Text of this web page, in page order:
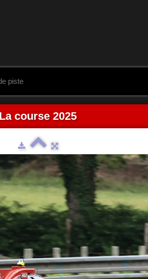
piste
La course 2025